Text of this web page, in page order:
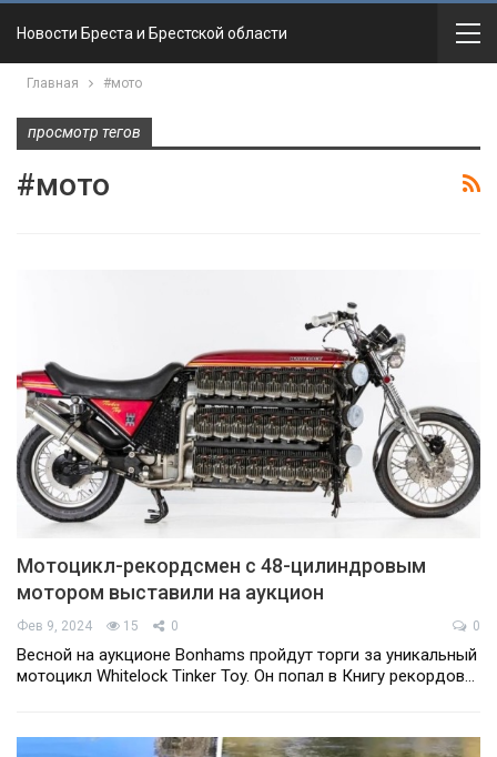
Новости Бреста и Брестской области
Главная #мото
просмотр тегов
#мото
Мотоцикл-рекордсмен с 48-цилиндровым
мотором выставили на аукцион
Фев 9, 2024 15 0 0
Весной на аукционе Bonhams пройдут торги за уникальный
мотоцикл Whitelock Tinker Toy. Он попал в Книгу рекордов…